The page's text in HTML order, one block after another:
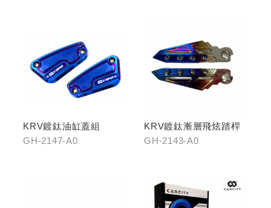
KRV鍍鈦油缸蓋組
GH-2147-A0
KRV鍍鈦漸層飛炫踏桿
GH-2143-A0